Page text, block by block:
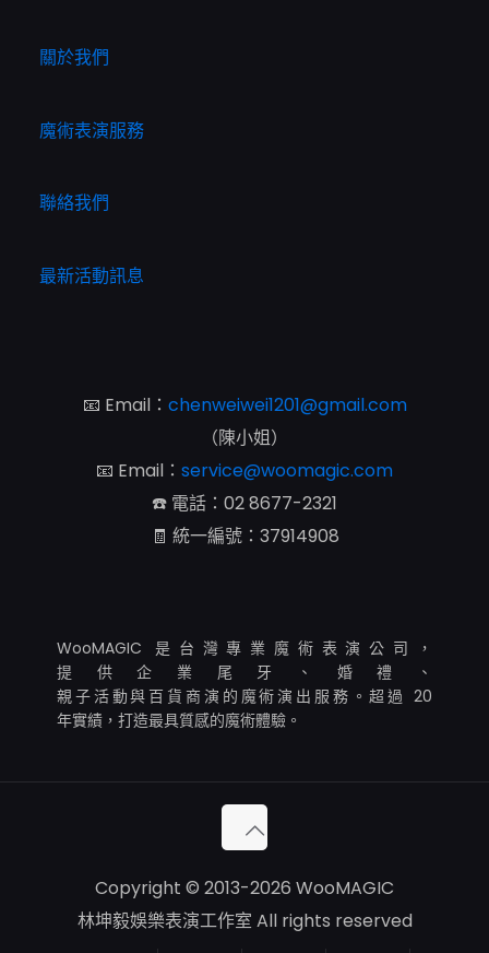
關於我們
魔術表演服務
聯絡我們
最新活動訊息
📧 Email： chenweiwei1201@gmail.com
（陳小姐）
📧 Email： service@woomagic.com
☎️ 電話： 02 8677-2321
🧾 統一編號：37914908
WooMAGIC 是台灣專業魔術表演公司，
提供企業尾牙、婚禮、
親子活動與百貨商演的魔術演出服務。超過 20
年實績，打造最具質感的魔術體驗。
Copyright © 2013-2026 WooMAGIC
林坤毅娛樂表演工作室 All rights reserved